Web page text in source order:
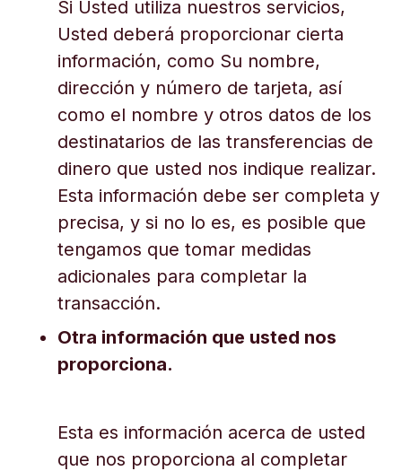
Si Usted utiliza nuestros servicios,
Usted deberá proporcionar cierta
información, como Su nombre,
dirección y número de tarjeta, así
como el nombre y otros datos de los
destinatarios de las transferencias de
dinero que usted nos indique realizar.
Esta información debe ser completa y
precisa, y si no lo es, es posible que
tengamos que tomar medidas
adicionales para completar la
transacción.
Otra información que usted nos
proporciona.
Esta es información acerca de usted
que nos proporciona al completar